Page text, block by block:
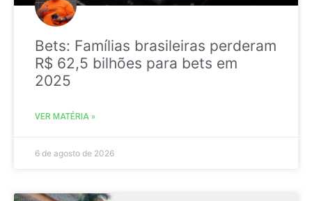
Bets: Famílias brasileiras perderam
R$ 62,5 bilhões para bets em
2025
VER MATÉRIA »
6 de agosto de 2026